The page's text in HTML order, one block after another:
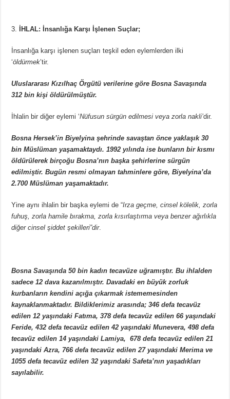
İHLAL: İnsanlığa Karşı İşlenen Suçlar;
İnsanlığa karşı işlenen suçları teşkil eden eylemlerden ilki
‘öldürmek’tir.
Uluslararası Kızılhaç Örgütü verilerine göre Bosna Savaşında
312 bin kişi öldürülmüştür.
İhlalin bir diğer eylemi ‘Nüfusun sürgün edilmesi veya zorla nakli’dir.
Bosna Hersek’in Biyelyina şehrinde savaştan önce yaklaşık 30
bin Müslüman yaşamaktaydı. 1992 yılında ise bunların bir kısmı
öldürülerek birçoğu Bosna’nın başka şehirlerine sürgün
edilmiştir. Bugün resmi olmayan tahminlere göre, Biyelyina’da
2.700 Müslüman yaşamaktadır.
Yine aynı ihlalin bir başka eylemi de “Irza geçme, cinsel kölelik, zorla
fuhuş, zorla hamile bırakma, zorla kısırlaştırma veya benzer ağırlıkla
diğer cinsel şiddet şekilleri”dir.
Bosna Savaşında 50 bin kadın tecavüze uğramıştır. Bu ihlalden
sadece 12 dava kazanılmıştır. Davadaki en büyük zorluk
kurbanların kendini açığa çıkarmak istememesinden
kaynaklanmaktadır. Bildiklerimiz arasında; 346 defa tecavüz
edilen 12 yaşındaki Fatıma, 378 defa tecavüz edilen 66 yaşındaki
Feride, 432 defa tecavüz edilen 42 yaşındaki Munevera, 498 defa
tecavüz edilen 14 yaşındaki Lamiya, 678 defa tecavüz edilen 21
yaşındaki Azra, 766 defa tecavüz edilen 27 yaşındaki Merima ve
1055 defa tecavüz edilen 32 yaşındaki Safeta’nın yaşadıkları
sayılabilir.